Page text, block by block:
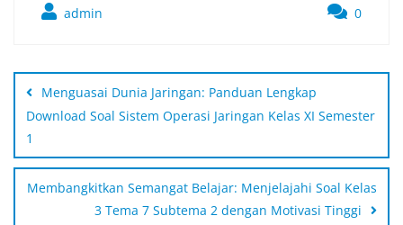
admin 0
Menguasai Dunia Jaringan: Panduan Lengkap
Download Soal Sistem Operasi Jaringan Kelas XI Semester
1
Membangkitkan Semangat Belajar: Menjelajahi Soal Kelas
3 Tema 7 Subtema 2 dengan Motivasi Tinggi